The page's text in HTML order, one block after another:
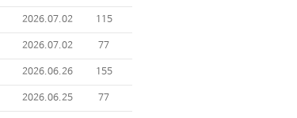
2026.07.02 115
2026.07.02 77
2026.06.26 155
2026.06.25 77